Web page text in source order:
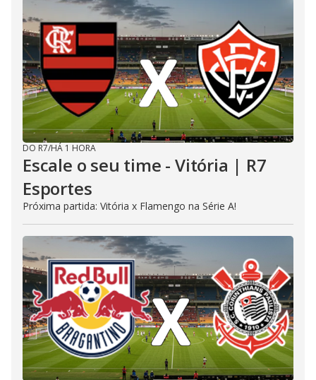
DO R7/HÁ 1 HORA
Escale o seu time - Vitória | R7
Esportes
Próxima partida: Vitória x Flamengo na Série A!